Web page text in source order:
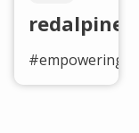
redalpine